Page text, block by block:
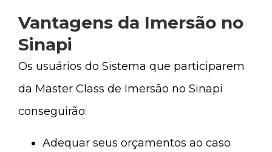
Vantagens da Imersão no
Sinapi
Os usuários do Sistema que participarem
da Master Class de Imersão no Sinapi
conseguirão:
Adequar seus orçamentos ao caso